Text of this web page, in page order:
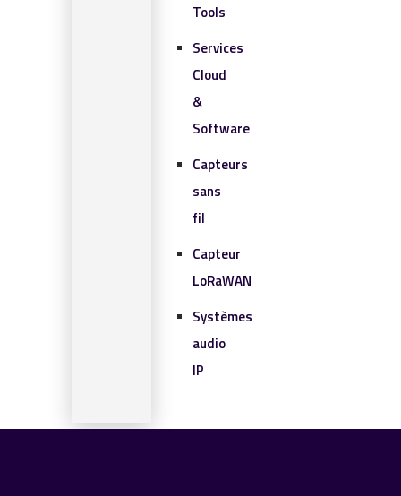
Tools
Services
Cloud
&
Software
Capteurs
sans
fil
Capteur
LoRaWAN
Systèmes
audio
IP